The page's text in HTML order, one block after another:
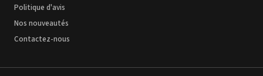
Politique d'avis
Nos nouveautés
Contactez-nous